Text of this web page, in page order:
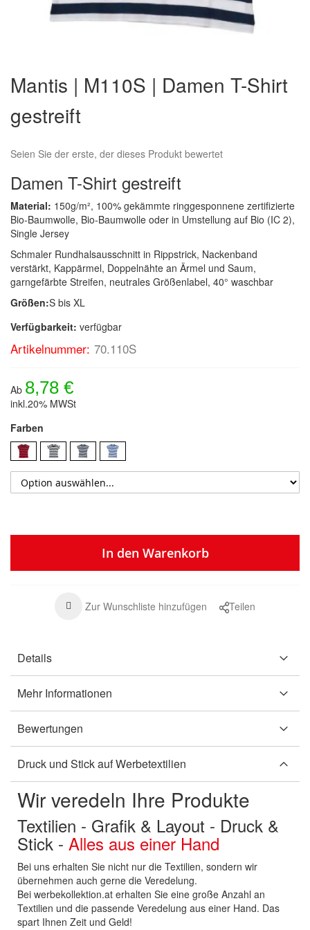
der
Bildergalerie
springen
Mantis | M110S | Damen T-Shirt
gestreift
Seien Sie der erste, der dieses Produkt bewertet
Damen T-Shirt gestreift
Material: 150g/m², 100% gekämmte ringgesponnene zertifizierte
Bio-Baumwolle, Bio-Baumwolle oder in Umstellung auf Bio (IC 2),
Single Jersey
Schmaler Rundhalsausschnitt in Rippstrick, Nackenband
verstärkt, Kappärmel, Doppelnähte an Ärmel und Saum,
garngefärbte Streifen, neutrales Größenlabel, 40° waschbar
Größen:S bis XL
Verfügbarkeit: verfügbar
Artikelnummer: 70.110S
Ab 8,78 €
inkl.20% MWSt
Farben
In den Warenkorb
Zur Wunschliste hinzufügen Teilen
Details
Mehr Informationen
Bewertungen
Druck und Stick auf Werbetextilien
Wir veredeln Ihre Produkte
Textilien - Grafik & Layout - Druck &
Stick - Alles aus einer Hand
Bei uns erhalten Sie nicht nur die Textilien, sondern wir
übernehmen auch gerne die Veredelung.
Bei werbekollektion.at erhalten Sie eine große Anzahl an
Textilien und die passende Veredelung aus einer Hand. Das
spart Ihnen Zeit und Geld!